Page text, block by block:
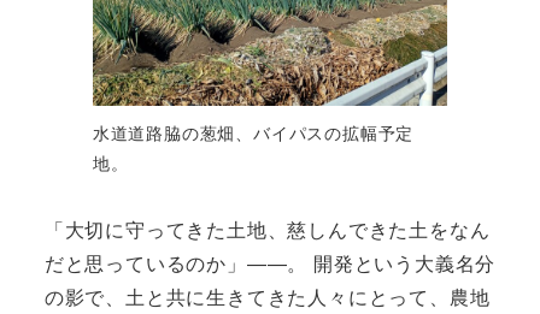
水道道路脇の葱畑、バイパスの拡幅予定
地。
「大切に守ってきた土地、慈しんできた土をなん
だと思っているのか」――。 開発という大義名分
の影で、土と共に生きてきた人々にとって、農地